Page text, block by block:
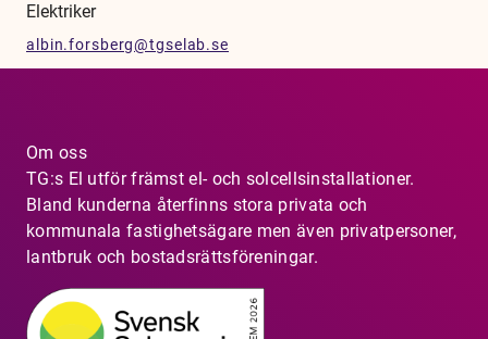
Elektriker
albin.forsberg@tgselab.se
Om oss
TG:s El utför främst el- och solcellsinstallationer.
Bland kunderna återfinns stora privata och
kommunala fastighetsägare men även privatpersoner,
lantbruk och bostadsrättsföreningar.